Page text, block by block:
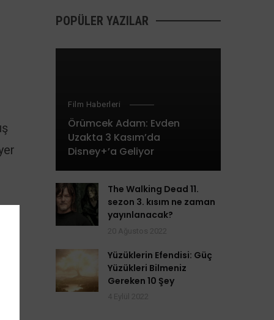
POPÜLER YAZILAR
Film Haberleri
Örümcek Adam: Evden
Uzakta 3 Kasım’da
Disney+’a Geliyor
The Walking Dead 11.
sezon 3. kısım ne zaman
yayınlanacak?
Yüzüklerin Efendisi: Güç
Yüzükleri Bilmeniz
Gereken 10 Şey